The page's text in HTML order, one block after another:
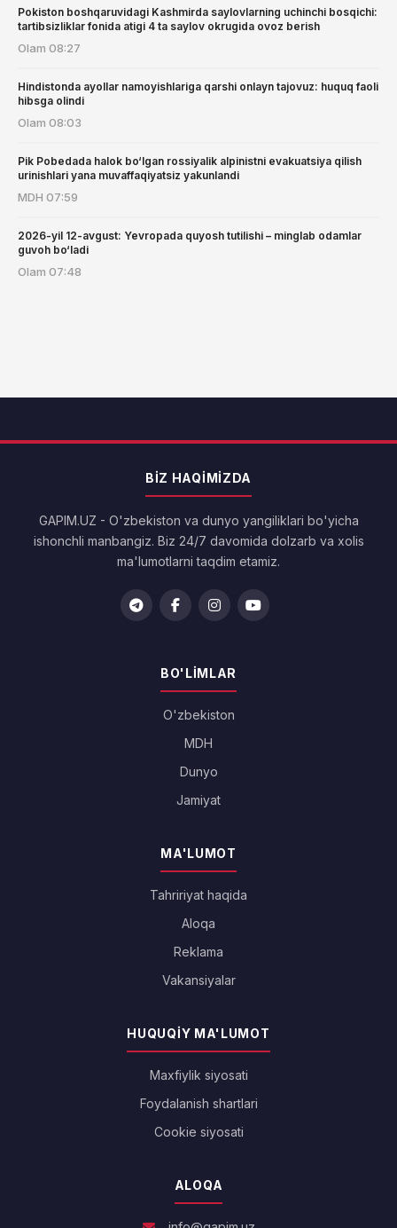
Pokiston boshqaruvidagi Kashmirda saylovlarning uchinchi bosqichi:
tartibsizliklar fonida atigi 4 ta saylov okrugida ovoz berish
Olam 08:27
Hindistonda ayollar namoyishlariga qarshi onlayn tajovuz: huquq faoli
hibsga olindi
Olam 08:03
Pik Pobedada halok bo‘lgan rossiyalik alpinistni evakuatsiya qilish
urinishlari yana muvaffaqiyatsiz yakunlandi
MDH 07:59
2026-yil 12-avgust: Yevropada quyosh tutilishi – minglab odamlar
guvoh bo‘ladi
Olam 07:48
BIZ HAQIMIZDA
GAPIM.UZ - O'zbekiston va dunyo yangiliklari bo'yicha
ishonchli manbangiz. Biz 24/7 davomida dolzarb va xolis
ma'lumotlarni taqdim etamiz.
BO'LIMLAR
O'zbekiston
MDH
Dunyo
Jamiyat
MA'LUMOT
Tahririyat haqida
Aloqa
Reklama
Vakansiyalar
HUQUQIY MA'LUMOT
Maxfiylik siyosati
Foydalanish shartlari
Cookie siyosati
ALOQA